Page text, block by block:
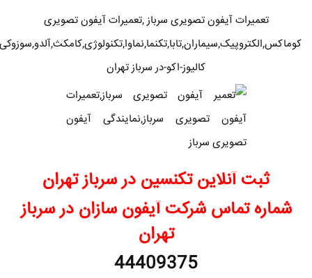
تعمیرات آیفون تصویری سرباز ,تعمیرات آیفون تصویری
کوماکس,الکتروپیک,سیماران,تابا,تکنما,نماوا,تکنولوژی,کامکث,آلدو,سوزوکی
کالیوز-اکو-در سرباز تهران
ثبت آنلاین تکنسین در سرباز تهران
شماره تماس شرکت آیفون سازان در سرباز
تهران
44409375